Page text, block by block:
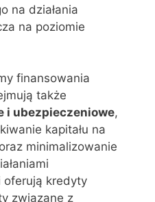
na działania
na poziomie
finansowania
także
i ubezpieczeniowe,
kapitału na
minimalizowanie
oferują kredyty
związane z